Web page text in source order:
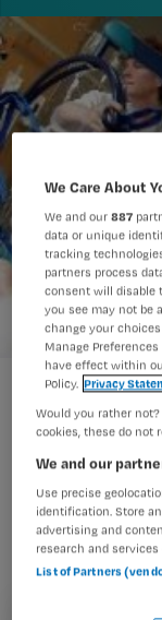
Vrouw overlijdt na
Een 83-
op 3
tillift viel.
We Care About
We and our887
data or unique
tracking
partners process
consent will disable
you see may not be
change your
Manage
have effect within
Policy. Privacy
Would you rather
cookies, these do not
We and our
Use precise
identification. Store
advertising and
research and
List of Partners